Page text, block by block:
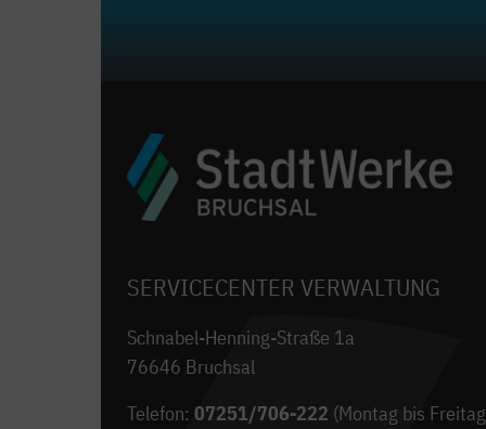
SERVICECENTER VERWALTUNG
Schnabel-Henning-Straße 1a
76646 Bruchsal
Telefon:07251/706-222 (Montag bis